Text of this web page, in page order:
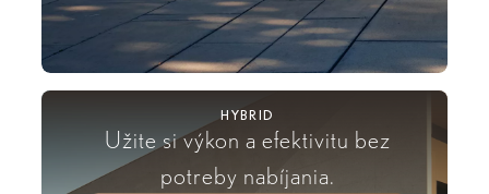
HYBRID
Užite si výkon a efektivitu bez
potreby nabíjania.